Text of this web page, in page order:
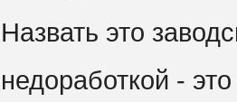
Назвать это
недоработкой -